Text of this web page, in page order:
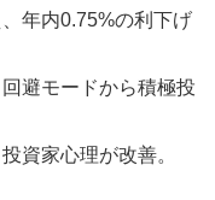
年内0.75%の利下げ
避モードから積極投
資家心理が改善。